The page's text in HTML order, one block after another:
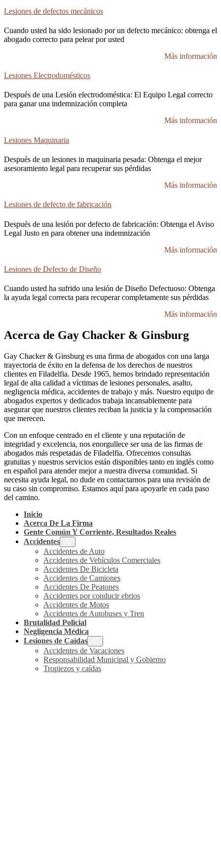
Lesiones de defectos mecánicos
Cuando usted ha sido lesionado por un defecto mecánico: obtenga el
abogado correcto para pelear por usted
Más información
Lesiones Electrodomésticos
Después de una Lesión electrodoméstica: El Equipo Legal correcto
para ganar una indemnización completa
Más información
Lesiones Maquinaria
Después de un lesiones in maquinaria pesada: Obtenga el mejor
asesoramiento legal para recuperar sus pérdidas
Más información
Lesiones de defecto de fabricación
Después de una lesión por defecto de fabricación: Obtenga el Aviso
Legal Justo en para obtener una indemnización
Más información
Lesiones de Defecto de Diseño
Cuando usted ha sufrido una lesión de Diseño Defectuoso: Obtenga
la ayuda legal correcta para recuperar completamente sus pérdidas
Más información
Acerca de Gay Chacker & Ginsburg
Gay Chacker & Ginsburg es una firma de abogados con una larga
trayectoria de éxito en la defensa de los derechos de nuestros
clientes en Filadelfia. Desde 1965, hemos brindado representación
legal de alta calidad a víctimas de lesiones personales, asalto,
negligencia médica, accidentes de trabajo y más. Nuestro equipo de
abogados expertos y dedicados trabaja incansablemente para
asegurar que nuestros clientes reciban la justicia y la compensación
que merecen.
Con un enfoque centrado en el cliente y una reputación de
integridad y excelencia, nos enorgullece ser una de las firmas de
abogados más respetadas de Filadelfia. Ofrecemos consultas
gratuitas y nuestros servicios están disponibles tanto en inglés como
en español para atender mejor a nuestra diversa comunidad. Si
necesita ayuda legal, no dude en contactarnos para una revisión de
su caso sin compromiso. Estamos aquí para apoyarle en cada paso
del camino.
Inicio
Acerca De La Firma
Gente Común Y Corriente, Resultados Reales
Accidentes
Accidentes de Auto
Accidentes de Vehículos Comerciales
Accidentes De Bicicleta
Accidentes de Camiones
Accidentes De Peatones
Accidentes por conducir ebrios
Accidentes de Motos
Accidentes de Autobuses y Tren
Brutalidad Policial
Negligencia Médica
Lesiones de Caídas
Accidentes de Vacaciones
Responsabilidad Municipal y Gobierno
Tropiezos y caídas